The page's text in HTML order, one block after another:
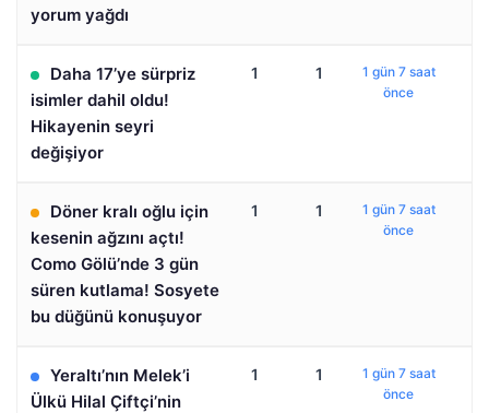
yorum yağdı
Daha 17’ye sürpriz
isimler dahil oldu!
Hikayenin seyri
değişiyor
1 1
1 gün 7 saat
önce
Döner kralı oğlu için
kesenin ağzını açtı!
Como Gölü’nde 3 gün
süren kutlama! Sosyete
bu düğünü konuşuyor
1 1
1 gün 7 saat
önce
Yeraltı’nın Melek’i
Ülkü Hilal Çiftçi’nin
1 1
1 gün 7 saat
önce